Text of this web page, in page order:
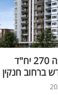
חברת אורון נדל"ן תבנה 270 יח"ד
ברחוב חנקין